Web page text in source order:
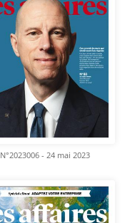
N°2023006 - 24 mai 2023